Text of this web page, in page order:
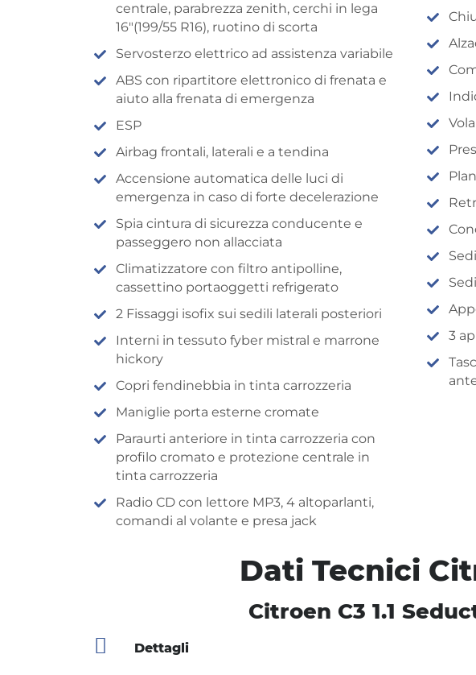
centrale, parabrezza zenith, cerchi in lega
16″(199/55 R16), ruotino di scorta
Servosterzo elettrico ad assistenza variabile
ABS con ripartitore elettronico di frenata e
aiuto alla frenata di emergenza
ESP
Airbag frontali, laterali e a tendina
Accensione automatica delle luci di
emergenza in caso di forte decelerazione
Spia cintura di sicurezza conducente e
passeggero non allacciata
Climatizzatore con filtro antipolline,
cassettino portaoggetti refrigerato
2 Fissaggi isofix sui sedili laterali posteriori
Interni in tessuto fyber mistral e marrone
hickory
Copri fendinebbia in tinta carrozzeria
Maniglie porta esterne cromate
Paraurti anteriore in tinta carrozzeria con
profilo cromato e protezione centrale in
tinta carrozzeria
Radio CD con lettore MP3, 4 altoparlanti,
comandi al volante e presa jack
3
Dati Tecnici
Citroen C3 1.1
Dettagli